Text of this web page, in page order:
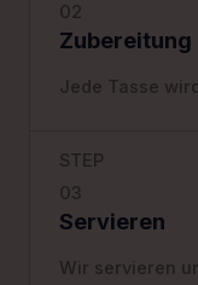
02
Zubereitung
Jede Tasse
STEP
03
Servieren
Wir servieren